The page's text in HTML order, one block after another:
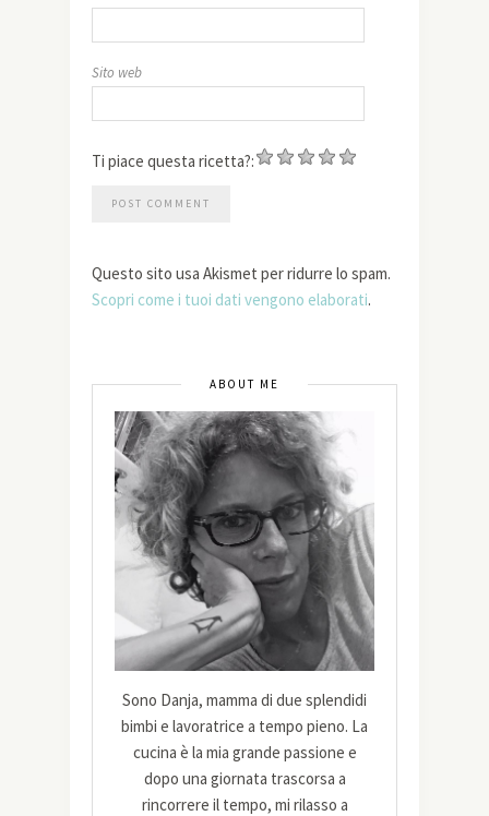
Sito web
Ti piace questa ricetta?:
Questo sito usa Akismet per ridurre lo spam.
Scopri come i tuoi dati vengono elaborati.
ABOUT ME
Sono Danja, mamma di due splendidi
bimbi e lavoratrice a tempo pieno. La
cucina è la mia grande passione e
dopo una giornata trascorsa a
rincorrere il tempo, mi rilasso a